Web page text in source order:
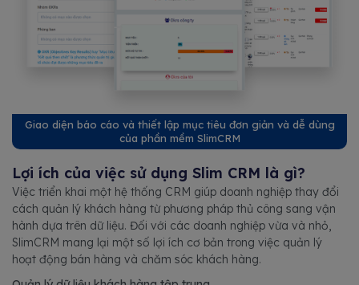
Giao diện báo cáo và thiết lập mục tiêu đơn giản và dễ dùng
của phần mềm SlimCRM
Lợi ích của việc sử dụng Slim CRM là gì?
Việc triển khai một hệ thống CRM giúp doanh nghiệp thay đổi
cách quản lý khách hàng từ phương pháp thủ công sang vận
hành dựa trên dữ liệu. Đối với các doanh nghiệp vừa và nhỏ,
SlimCRM mang lại một số lợi ích cơ bản trong việc quản lý
hoạt động bán hàng và chăm sóc khách hàng.